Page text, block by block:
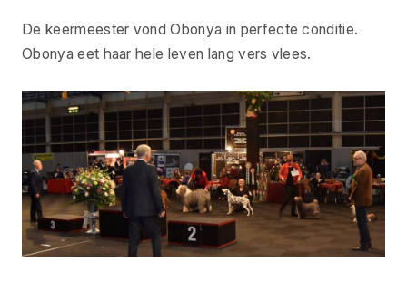
De keermeester vond Obonya in perfecte conditie.
Obonya eet haar hele leven lang vers vlees.